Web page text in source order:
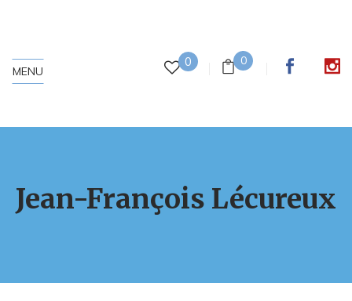
0 0
MENU
Jean-François Lécureux